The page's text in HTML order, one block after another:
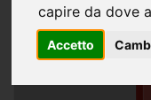
capire da dove
Accetto